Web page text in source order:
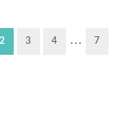
2 3 4 … 7